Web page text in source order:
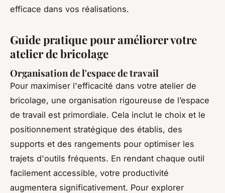
efficace dans vos réalisations.
Guide pratique pour améliorer votre
atelier de bricolage
Organisation de l'espace de travail
Pour maximiser l'efficacité dans votre atelier de
bricolage, une organisation rigoureuse de l’espace
de travail est primordiale. Cela inclut le choix et le
positionnement stratégique des établis, des
supports et des rangements pour optimiser les
trajets d'outils fréquents. En rendant chaque outil
facilement accessible, votre productivité
augmentera significativement. Pour explorer